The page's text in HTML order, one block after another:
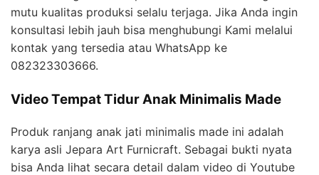
mutu kualitas produksi selalu terjaga. Jika Anda ingin
konsultasi lebih jauh bisa menghubungi Kami melalui
kontak yang tersedia atau WhatsApp ke
082323303666.
Video Tempat Tidur Anak Minimalis Made
Produk ranjang anak jati minimalis made ini adalah
karya asli Jepara Art Furnicraft. Sebagai bukti nyata
bisa Anda lihat secara detail dalam video di Youtube